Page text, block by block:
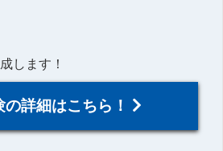
します！
詳細はこちら！